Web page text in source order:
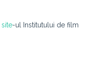
site-ul Institutului de film